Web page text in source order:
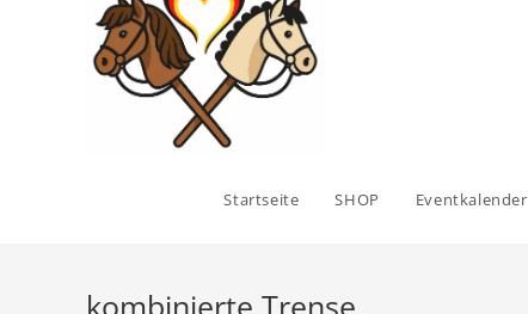
Startseite SHOP Eventkalender
kombinierte Trense